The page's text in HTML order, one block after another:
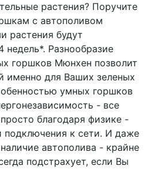
растения? Поручите
с автополивом
растения будут
Разнообразие
горшков Мюнхен позволит
именно для Ваших зеленых
умных горшков
- все
благодаря физике -
подключения к сети. И даже
автополива - крайне
подстрахует, если Вы